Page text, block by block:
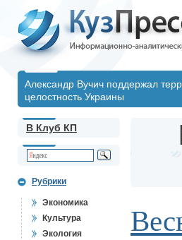
Александр Вучич поддержал
целостность Украины
В Клуб КП
Рубрики
Экономика
Культура
Экология